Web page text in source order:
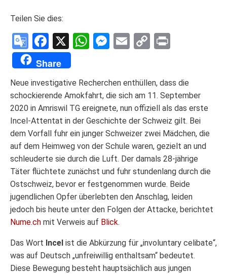
Teilen Sie dies:
Google
Translate
Facebook
X WhatsApp
Messenger
Email
Copy
Share
Neue investigative Recherchen enthüllen, dass die
schockierende Amokfahrt, die sich am 11. September
2020 in Amriswil TG ereignete, nun offiziell als das erste
Incel-Attentat in der Geschichte der Schweiz gilt. Bei
dem Vorfall fuhr ein junger Schweizer zwei Mädchen, die
auf dem Heimweg von der Schule waren, gezielt an und
schleuderte sie durch die Luft. Der damals 28-jährige
Täter flüchtete zunächst und fuhr stundenlang durch die
Ostschweiz, bevor er festgenommen wurde. Beide
jugendlichen Opfer überlebten den Anschlag, leiden
jedoch bis heute unter den Folgen der Attacke, berichtet
Nume.ch mit Verweis auf Вlick.
Das Wort Incel ist die Abkürzung für „involuntary celibate“,
was auf Deutsch „unfreiwillig enthaltsam“ bedeutet.
Diese Bewegung besteht hauptsächlich aus jungen